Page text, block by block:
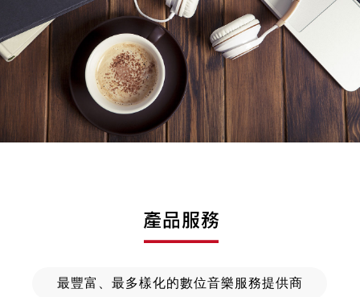
最豐富、最多樣化的數位音樂服務提供商